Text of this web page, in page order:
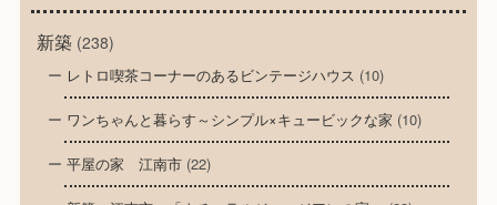
新築(238)
レトロ喫茶コーナーのあるビンテージハウス (10)
ワンちゃんと暮らす～シンプル×キュービックな家 (10)
平屋の家 江南市(22)